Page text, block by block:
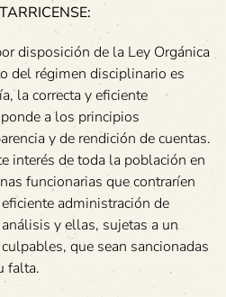
disposición de la Ley Orgánica
del régimen disciplinario es
la correcta y eficiente
a los principios
y de rendición de cuentas.
interés de toda la población en
funcionarias que contraríen
administración de
y ellas, sujetas a un
que sean sancionadas
falta.